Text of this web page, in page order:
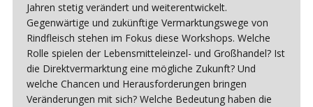
Jahren stetig verändert und weiterentwickelt.
Gegenwärtige und zukünftige Vermarktungswege von
Rindfleisch stehen im Fokus diese Workshops. Welche
Rolle spielen der Lebensmitteleinzel- und Großhandel? Ist
die Direktvermarktung eine mögliche Zukunft? Und
welche Chancen und Herausforderungen bringen
Veränderungen mit sich? Welche Bedeutung haben die